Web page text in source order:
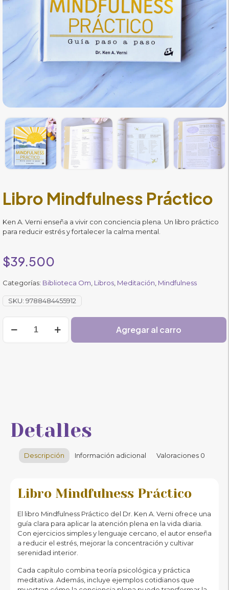
Libro Mindfulness Práctico
Ken A. Verni enseña a vivir con conciencia plena. Un libro práctico
para reducir estrés y fortalecer la calma mental.
$39.500
Categorías: Biblioteca Om Libros Meditación Mindfulness
SKU: 9788484455912
Mindfulness
Agregar al carro
Detalles
Descripción Información adicional Valoraciones 0
Libro Mindfulness Práctico
El libro Mindfulness Práctico del Dr. Ken A. Verni ofrece una
guía clara para aplicar la atención plena en la vida diaria.
Con ejercicios simples y lenguaje cercano, el autor enseña
a reducir el estrés, mejorar la concentración y cultivar
serenidad interior.
Cada capítulo combina teoría psicológica y práctica
meditativa. Además, incluye ejemplos cotidianos que